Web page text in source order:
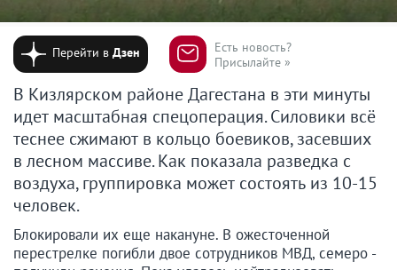
Перейти вДзен
Есть новость?
Присылайте »
В Кизлярском районе Дагестана в эти минуты
идет масштабная спецоперация. Силовики всё
теснее сжимают в кольцо боевиков, засевших
в лесном массиве. Как показала разведка с
воздуха, группировка может состоять из 10-15
человек.
Блокировали их еще накануне. В ожесточенной
перестрелке погибли двое сотрудников МВД, семеро -